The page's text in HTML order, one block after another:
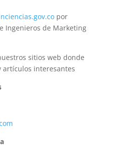
por
Ingenieros de Marketing
sitios web donde
artículos interesantes